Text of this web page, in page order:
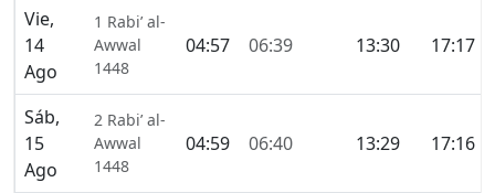
Vie,
14
Ago
1 Rabi’ al-
Awwal
1448
04:57 06:39 13:30 17:17
Sáb,
15
Ago
2 Rabi’ al-
Awwal
1448
04:59 06:40 13:29 17:16